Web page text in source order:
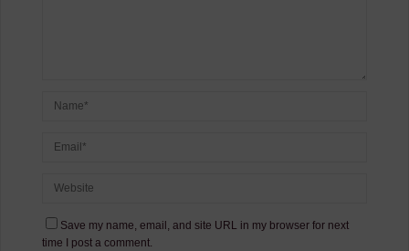
Save my name, email, and site URL in my browser for next
time I post a comment.